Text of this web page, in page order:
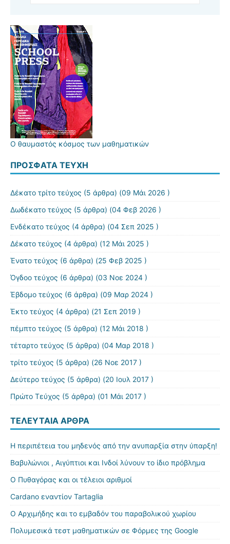
Ο θαυμαστός κόσμος των μαθηματικών
ΠΡΌΣΦΑΤΑ ΤΕΎΧΗ
Δέκατο τρίτο τεύχος (5 άρθρα) (09 Μάι 2026 )
Δωδέκατο τεύχος (5 άρθρα) (04 Φεβ 2026 )
Ενδέκατο τεύχος (4 άρθρα) (04 Σεπ 2025 )
Δέκατο τεύχος (4 άρθρα) (12 Μάι 2025 )
Ένατο τεύχος (6 άρθρα) (25 Φεβ 2025 )
Όγδοο τεύχος (6 άρθρα) (03 Νοε 2024 )
Έβδομο τεύχος (6 άρθρα) (09 Μαρ 2024 )
Έκτο τεύχος (4 άρθρα) (21 Σεπ 2019 )
πέμπτο τεύχος (5 άρθρα) (12 Μάι 2018 )
τέταρτο τεύχος (5 άρθρα) (04 Μαρ 2018 )
τρίτο τεύχος (5 άρθρα) (26 Νοε 2017 )
Δεύτερο τεύχος (5 άρθρα) (20 Ιουλ 2017 )
Πρώτο Τεύχος (5 άρθρα) (01 Μάι 2017 )
ΤΕΛΕΥΤΑΊΑ ΆΡΘΡΑ
Η περιπέτεια του μηδενός από την ανυπαρξία στην ύπαρξη!
Βαβυλώνιοι , Αιγύπτιοι και Ινδοί λύνουν το ίδιο πρόβλημα
Ο Πυθαγόρας και οι τέλειοι αριθμοί
Cardano εναντίον Tartaglia
Ο Αρχιμήδης και το εμβαδόν του παραβολικού χωρίου
Πολυμεσικά τεστ μαθηματικών σε Φόρμες της Google